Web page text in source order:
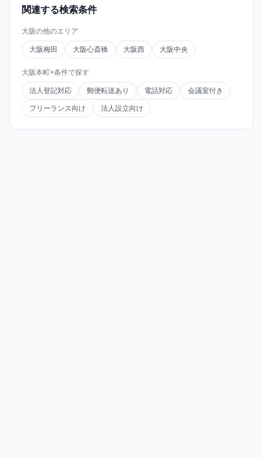
関連する検索条件
大阪の他のエリア
大阪梅田 大阪心斎橋 大阪西 大阪中央
大阪本町×条件で探す
法人登記対応 郵便転送あり 電話対応 会議室付き
フリーランス向け 法人設立向け